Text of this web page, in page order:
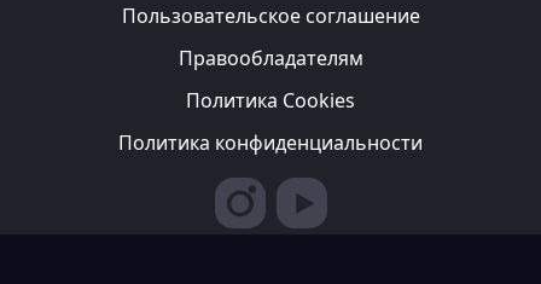
Пользовательское соглашение
Правообладателям
Политика Cookies
Политика конфиденциальности